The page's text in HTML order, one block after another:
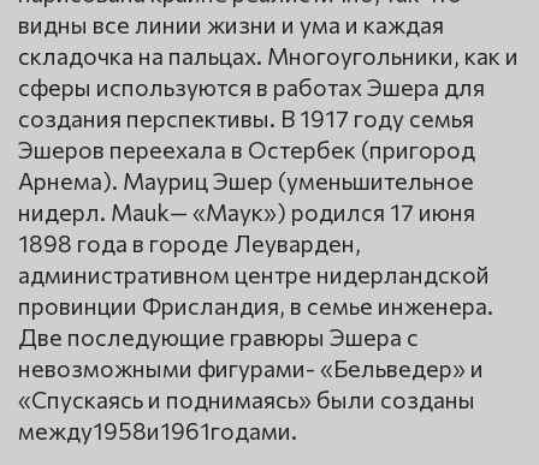
видны все линии жизни и ума и каждая
складочка на пальцах. Многоугольники, как и
сферы используются в работах Эшера для
создания перспективы. В 1917 году семья
Эшеров переехала в Остербек (пригород
Арнема). Мауриц Эшер (уменьшительное
нидерл. Mauk— «Маук») родился 17 июня
1898 года в городе Леуварден,
административном центре нидерландской
провинции Фрисландия, в семье инженера.
Две последующие гравюры Эшера с
невозможными фигурами- «Бельведер» и
«Спускаясь и поднимаясь» были созданы
между1958и1961годами.